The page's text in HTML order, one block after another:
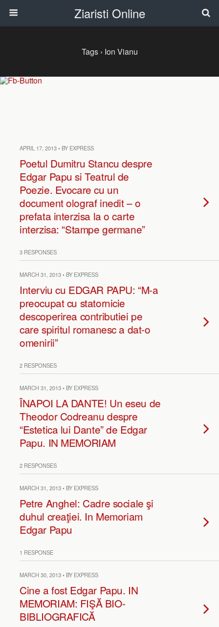
Ziaristi Online
Tags › Ion Vianu
APRIL 17, 2013 • BY EXPRESS
Poetul Dumitru Stancu despre
Edgar Papu si Teatrul de
Poezie. Evocare cu un
document olograf inedit – o
prefata interzisa la o carte
interzisa: “Stampe germane”
3 RESPONSES
MARCH 31, 2013 • BY EXPRESS
Interviu cu EDGAR PAPU: “M-a
preocupat cu statornicie
descoperirea contributiei pe
care spiritul romanesc a dat-o
omenirii”
2 RESPONSES
MARCH 31, 2013 • BY EXPRESS
ÎNAPOI LA DANTE! Un eseu de
Theodor Codreanu despre
“Estetica lui Dante” de Edgar
Papu. IN MEMORIAM
2 RESPONSES
MARCH 31, 2013 • BY EXPRESS
Petre Anghel: Cadre sociale şi
duhul creaţiei. In Memoriam
Edgar Papu
1 RESPONSE
MARCH 30, 2013 • BY EXPRESS
Cine a fost Edgar Papu. IN
MEMORIAM: FIŞĂ BIO-
BIBLIOGRAFICĂ